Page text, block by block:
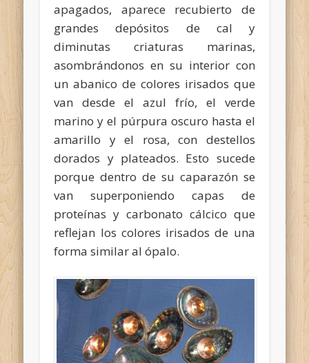
apagados, aparece recubierto de
grandes depósitos de cal y
diminutas criaturas marinas,
asombrándonos en su interior con
un abanico de colores irisados que
van desde el azul frío, el verde
marino y el púrpura oscuro hasta el
amarillo y el rosa, con destellos
dorados y plateados. Esto sucede
porque dentro de su caparazón se
van superponiendo capas de
proteínas y carbonato cálcico que
reflejan los colores irisados de una
forma similar al ópalo.